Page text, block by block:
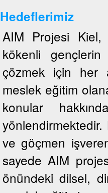
Hedeflerimiz
AIM Projesi Kiel,
kökenli gençlerin
çözmek için her
meslek eğitim
konular
ve göçmen
sayede AIM
önündeki dilsel,